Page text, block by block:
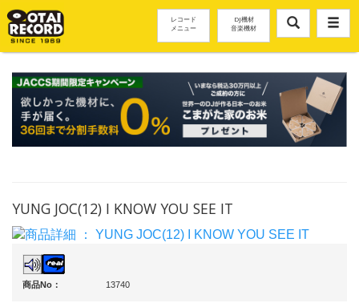
レコード
メニュー
DJ機材
音楽機材
YUNG JOC(12) I KNOW YOU SEE IT
商品No： 13740